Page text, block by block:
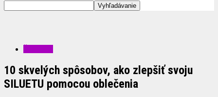
10 skvelých spôsobov, ako zlepšiť svoju
SILUETU pomocou oblečenia